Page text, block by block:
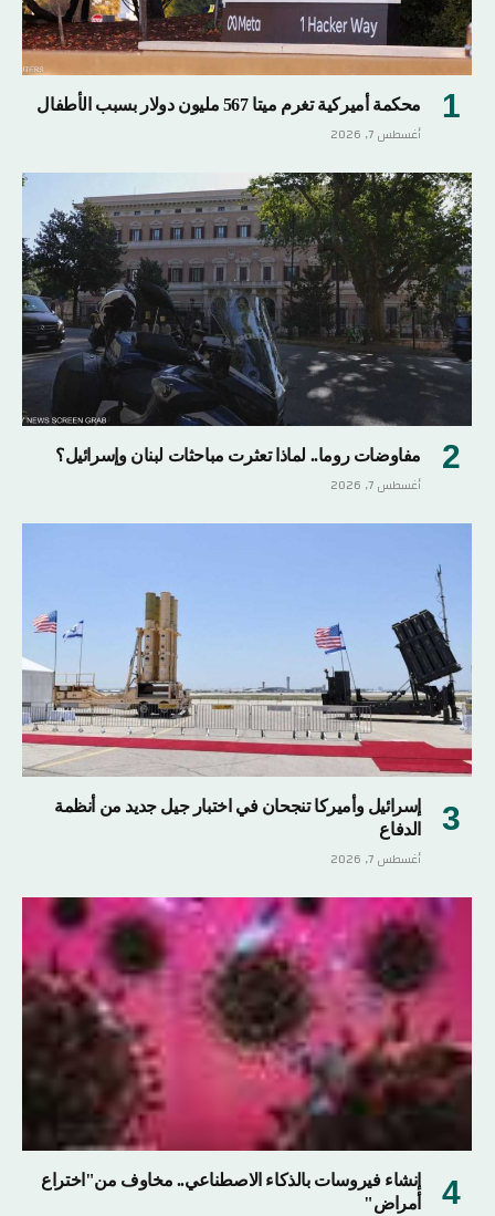
محكمة أميركية تغرم ميتا 567 مليون دولار بسبب الأطفال
أغسطس 7, 2026
مفاوضات روما.. لماذا تعثرت مباحثات لبنان وإسرائيل؟
أغسطس 7, 2026
إسرائيل وأميركا تنجحان في اختبار جيل جديد من أنظمة
الدفاع
أغسطس 7, 2026
إنشاء فيروسات بالذكاء الاصطناعي.. مخاوف من"اختراع
أمراض"